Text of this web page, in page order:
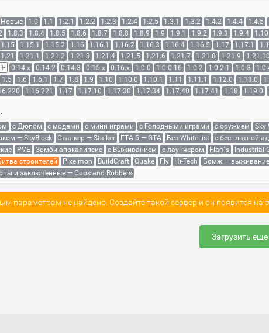
Новые 1.0 1.1 1.2.1 1.2.2 1.2.3 1.2.4 1.2.5 1.3.1 1.3.2 1.4.2 1.4.4 1.4.5
1.8.3 1.8.4 1.8.5 1.8.6 1.8.7 1.8.8 1.8.9 1.9 1.9.1 1.9.2 1.9.3 1.9.4 1.10
1.15 1.15.1 1.15.2 1.16 1.16.1 1.16.2 1.16.3 1.16.4 1.16.5 1.17 1.17.1
1.21 1.21.1 1.21.2 1.21.3 1.21.4 1.21.5 1.21.6 1.21.7 1.21.8 1.21.9 1.21.10
0.14.x 0.14.2 0.14.3 0.15.x 0.16.x 1.0.0 1.0.0.16 1.0.2 1.0.2.1 1.0.3
1.5 1.6 1.6.1 1.7 1.8 1.9 1.10 1.10.0 1.10.1 1.11 1.11.1 1.12.0 1.13.0
1.16.221 1.17 1.17.10 1.17.30 1.17.34 1.17.40 1.17.41 1.18 1.19.0
с Дюпом с модами с мини играми с Голодными играми с оружием Sky
— SkyBlock Сталкер — Stalker ГТА 5 — GTA Без WhiteList с бесплатной
PVE Зомби апокалипсис с Выживанием с лаунчером Flan`s Industrial
строителей Pixelmon BuildCraft Quake Fly Hi-Tech Бомж —
и заключённые — Cops and Robbers
параметрам не найдено. Создайте такой сервер и он появится на
Загрузить еще